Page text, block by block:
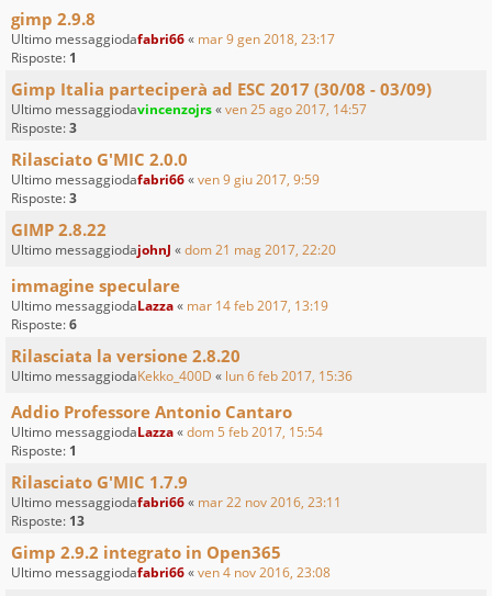
gimp 2.9.8
Ultimo messaggiodafabri66« mar 9 gen 2018, 23:17
Risposte: 1
Gimp Italia parteciperà ad ESC 2017 (30/08 - 03/09)
Ultimo messaggiodavincenzojrs«ven 25 ago 2017, 14:57
Risposte:3
Rilasciato G'MIC 2.0.0
Ultimo messaggiodafabri66«ven 9 giu 2017, 9:59
Risposte:3
GIMP 2.8.22
Ultimo messaggiodajohnJ «dom 21 mag 2017, 22:20
immagine speculare
Ultimo messaggiodaLazza« mar 14 feb 2017, 13:19
Risposte:6
Rilasciata la versione 2.8.20
Ultimo messaggiodaKekko_400D « lun 6 feb 2017, 15:36
Addio Professore Antonio Cantaro
Ultimo messaggiodaLazza«dom 5 feb 2017, 15:54
Risposte: 1
Rilasciato G'MIC 1.7.9
Ultimo messaggiodafabri66« mar 22 nov 2016, 23:11
Risposte: 13
Gimp 2.9.2 integrato in Open365
Ultimo messaggiodafabri66«ven 4 nov 2016, 23:08